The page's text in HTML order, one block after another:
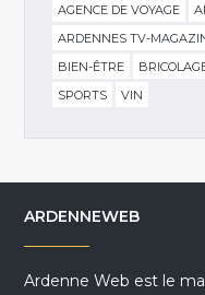
AGENCE DE VOYAGE
ARDENNES TV-
BIEN-ÊTRE
SPORTS
VIN
ARDENNEWEB
Ardenne Web est le